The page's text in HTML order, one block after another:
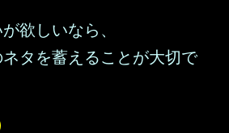
欲しいなら、
タを蓄えることが大切で